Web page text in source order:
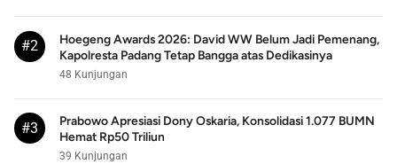
#2
Hoegeng Awards 2026: David WW Belum Jadi Pemenang,
Kapolresta Padang Tetap Bangga atas Dedikasinya
48 Kunjungan
#3
Prabowo Apresiasi Dony Oskaria, Konsolidasi 1.077 BUMN
Hemat Rp50 Triliun
39 Kunjungan